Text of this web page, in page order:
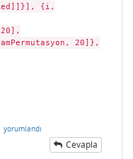
{i,
20]},
yorumlandı
Cevapla